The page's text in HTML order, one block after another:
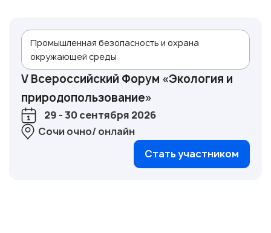
Промышленная безопасность и охрана
окружающей среды
V Всероссийский Форум «Экология и
природопользование»
29 - 30 сентября 2026
Сочи очно/ онлайн
Стать участником